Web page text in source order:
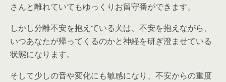
さんと離れていてもゆっくりお留守番ができます。
しかし分離不安を抱えている犬は、不安を抱えながら、
いつあなたが帰ってくるのかと神経を研ぎ澄ませている
状態になります。
そして少しの音や変化にも敏感になり、不安からの重度